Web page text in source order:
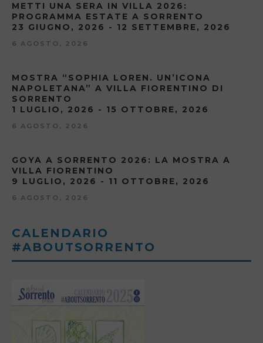
METTI UNA SERA IN VILLA 2026:
PROGRAMMA ESTATE A SORRENTO
23 GIUGNO, 2026 - 12 SETTEMBRE, 2026
6 AGOSTO, 2026
MOSTRA “SOPHIA LOREN. UN’ICONA
NAPOLETANA” A VILLA FIORENTINO DI
SORRENTO
1 LUGLIO, 2026 - 15 OTTOBRE, 2026
6 AGOSTO, 2026
GOYA A SORRENTO 2026: LA MOSTRA A
VILLA FIORENTINO
9 LUGLIO, 2026 - 11 OTTOBRE, 2026
6 AGOSTO, 2026
CALENDARIO
#ABOUTSORRENTO